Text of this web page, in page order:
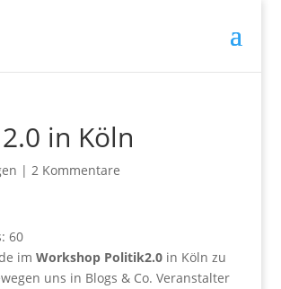
in Köln
| 2 Kommentare
60
im Workshop Politik2.0in Köln zu
uns in Blogs & Co. Veranstalter